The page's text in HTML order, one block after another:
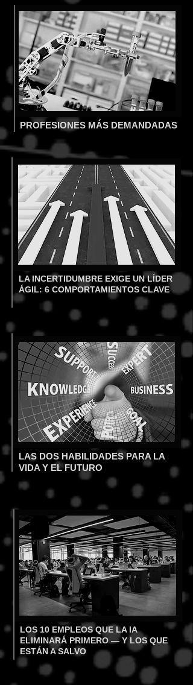
PROFESIONES MÁS DEMANDADAS
LA INCERTIDUMBRE EXIGE UN LÍDER
ÁGIL: 6 COMPORTAMIENTOS CLAVE
LAS DOS HABILIDADES PARA LA
VIDA Y EL FUTURO
LOS 10 EMPLEOS QUE LA IA
ELIMINARÁ PRIMERO — Y LOS QUE
ESTÁN A SALVO